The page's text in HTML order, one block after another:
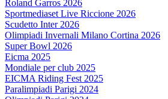
Roland Garros 2026
Sportmediaset Live Riccione 2026
Scudetto Inter 2026
Olimpiadi Invernali Milano Cortina 2026
Super Bowl 2026
Eicma 2025
Mondiale per club 2025
EICMA Riding Fest 2025
Paralimpiadi Parigi 2024